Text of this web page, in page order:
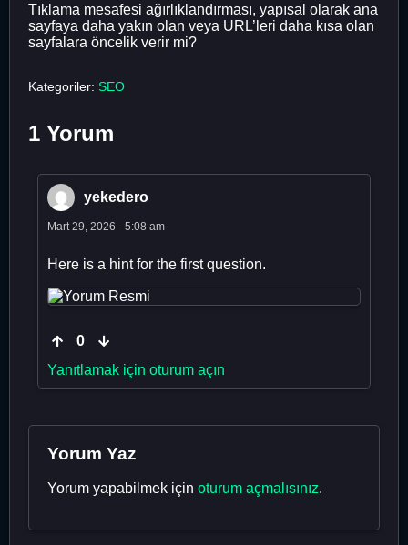
Tıklama mesafesi ağırlıklandırması, yapısal olarak ana
sayfaya daha yakın olan veya URL’leri daha kısa olan
sayfalara öncelik verir mi?
Kategoriler: SEO
1 Yorum
yekedero
Mart 29, 2026 - 5:08 am
Here is a hint for the first question.
0
Yanıtlamak için oturum açın
Yorum Yaz
Yorum yapabilmek için oturum açmalısınız.